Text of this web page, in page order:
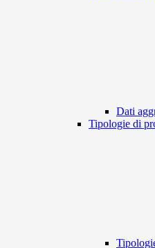
Dati
Tipologie di